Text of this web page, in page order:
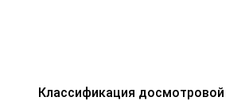
Классификация досмотровой